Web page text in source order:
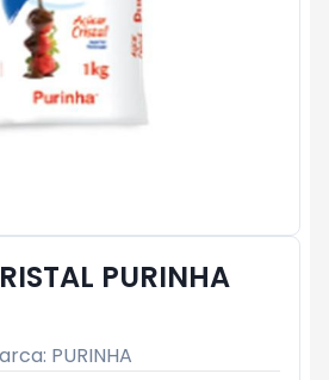
PURINHA
PURINHA